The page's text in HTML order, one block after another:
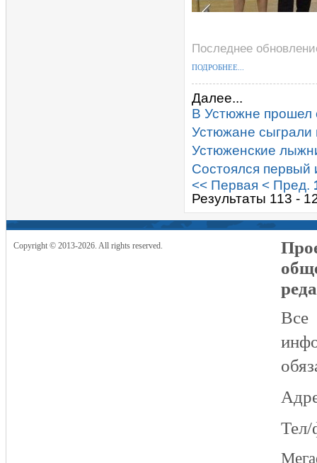
Последнее
ПОДРОБНЕЕ...
Далее...
В Устюжне прошел
Устюжане сыграли
Устюженские
Состоялся первый
<< Первая < Пред.
Результаты 113 -
Copyright © 2013-2026. All rights reserved.